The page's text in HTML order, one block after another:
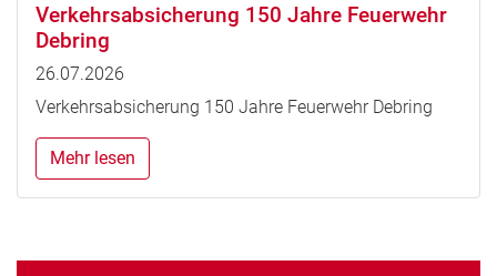
Verkehrsabsicherung 150 Jahre Feuerwehr
Debring
26.07.2026
Verkehrsabsicherung 150 Jahre Feuerwehr Debring
Mehr lesen